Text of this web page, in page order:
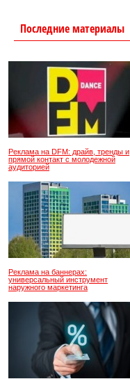
Последние материалы
Реклама на DFM: драйв, тренды и
прямой контакт с молодежной
аудиторией
Реклама на баннерах:
универсальный инструмент
наружного маркетинга